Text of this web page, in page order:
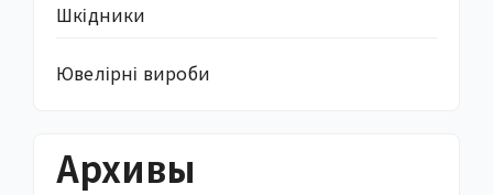
Шкідники
Ювелірні вироби
Архивы